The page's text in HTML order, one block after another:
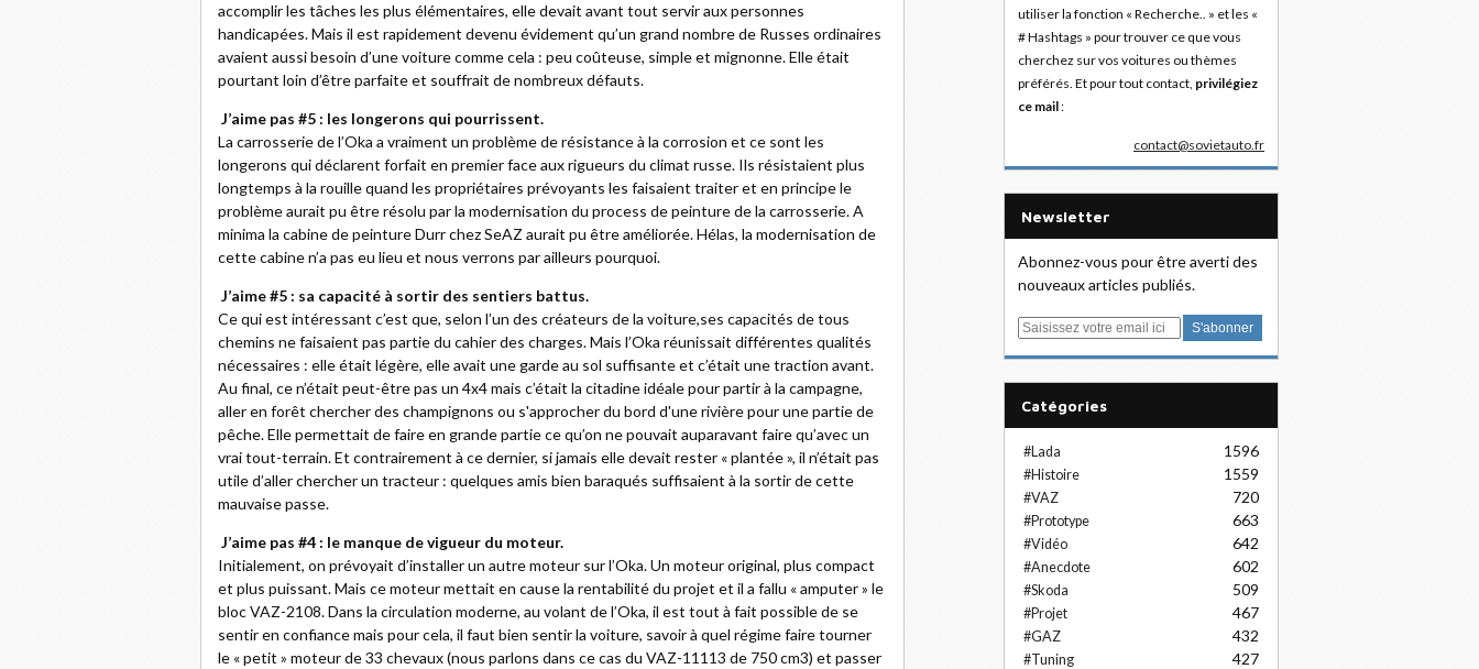
accomplir les tâches les plus élémentaires, elle devait avant tout servir aux personnes
handicapées. Mais il est rapidement devenu évidement qu’un grand nombre de Russes ordinaires
avaient aussi besoin d’une voiture comme cela : peu coûteuse, simple et mignonne. Elle était
pourtant loin d’être parfaite et souffrait de nombreux défauts.
J’aime pas #5 : les longerons qui pourrissent.
La carrosserie de l’Oka a vraiment un problème de résistance à la corrosion et ce sont les
longerons qui déclarent forfait en premier face aux rigueurs du climat russe. Ils résistaient plus
longtemps à la rouille quand les propriétaires prévoyants les faisaient traiter et en principe le
problème aurait pu être résolu par la modernisation du process de peinture de la carrosserie. A
minima la cabine de peinture Durr chez SeAZ aurait pu être améliorée. Hélas, la modernisation de
cette cabine n’a pas eu lieu et nous verrons par ailleurs pourquoi.
J’aime #5 : sa capacité à sortir des sentiers battus.
Ce qui est intéressant c’est que, selon l’un des créateurs de la voiture,ses capacités de tous
chemins ne faisaient pas partie du cahier des charges. Mais l’Oka réunissait différentes qualités
nécessaires : elle était légère, elle avait une garde au sol suffisante et c’était une traction avant.
Au final, ce n’était peut-être pas un 4x4 mais c’était la citadine idéale pour partir à la campagne,
aller en forêt chercher des champignons ou s'approcher du bord d'une rivière pour une partie de
pêche. Elle permettait de faire en grande partie ce qu’on ne pouvait auparavant faire qu’avec un
vrai tout-terrain. Et contrairement à ce dernier, si jamais elle devait rester « plantée », il n’était pas
utile d’aller chercher un tracteur : quelques amis bien baraqués suffisaient à la sortir de cette
mauvaise passe.
J’aime pas #4 : le manque de vigueur du moteur.
Initialement, on prévoyait d’installer un autre moteur sur l’Oka. Un moteur original, plus compact
et plus puissant. Mais ce moteur mettait en cause la rentabilité du projet et il a fallu « amputer » le
bloc VAZ-2108. Dans la circulation moderne, au volant de l’Oka, il est tout à fait possible de se
sentir en confiance mais pour cela, il faut bien sentir la voiture, savoir à quel régime faire tourner
le « petit » moteur de 33 chevaux (nous parlons dans ce cas du VAZ-11113 de 750 cm3) et passer
utiliser la fonction « Recherche.. » et les «
# Hashtags » pour trouver ce que vous
cherchez sur vos voitures ou thèmes
préférés. Et pour tout contact, privilégiez
ce mail:
contact@sovietauto.fr
Newsletter
Abonnez-vous pour être averti des
nouveaux articles publiés.
E
Catégories
#Lada 1596
#Histoire 1559
#VAZ 720
#Prototype 663
#Vidéo 642
#Anecdote 602
#Skoda 509
#Projet 467
#GAZ 432
#Tuning 427